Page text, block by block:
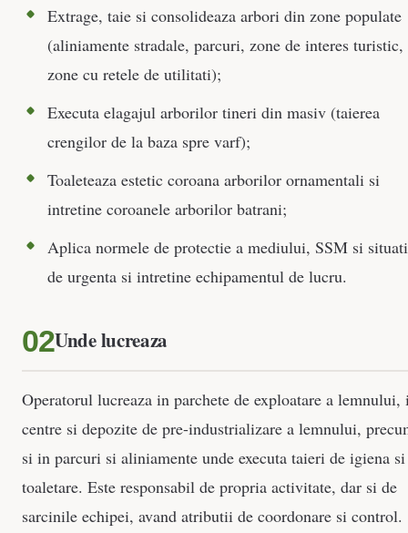
Extrage, taie si consolideaza arbori din zone populate
(aliniamente stradale, parcuri, zone de interes turistic,
zone cu retele de utilitati);
Executa elagajul arborilor tineri din masiv (taierea
crengilor de la baza spre varf);
Toaleteaza estetic coroana arborilor ornamentali si
intretine coroanele arborilor batrani;
Aplica normele de protectie a mediului, SSM si
de urgenta si intretine echipamentul de lucru.
Unde lucreaza
Operatorul lucreaza in parchete de exploatare a lemnului,
centre si depozite de pre-industrializare a lemnului,
si in parcuri si aliniamente unde executa taieri de igiena si
toaletare. Este responsabil de propria activitate, dar si de
sarcinile echipei, avand atributii de coordonare si control.